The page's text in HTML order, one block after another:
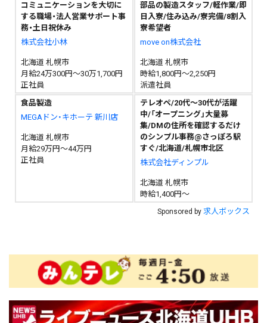
コミュニケーションを大切に
する職場・法人営業サポート事
務・土日祝休み
株式会社小林
北海道 札幌市
月給24万300円～30万1,700円
正社員
部品の製造スタッフ/軽作業/即
日入寮/住み込み/寮完備/8割入
寮希望者
move on株式会社
北海道 札幌市
時給1,800円～2,250円
派遣社員
食品製造
MEGAドン・キホーテ 新川店
北海道 札幌市
月給29万円～44万円
正社員
テレオペ/20代～30代が活躍
中/「オープニング」大量募
集/DMの住所を確認するだけ
のシンプル事務@さっぽろ駅
すぐ/北海道/札幌市北区
株式会社ディンプル
北海道 札幌市
時給1,400円～
Sponsored by 求人ボックス